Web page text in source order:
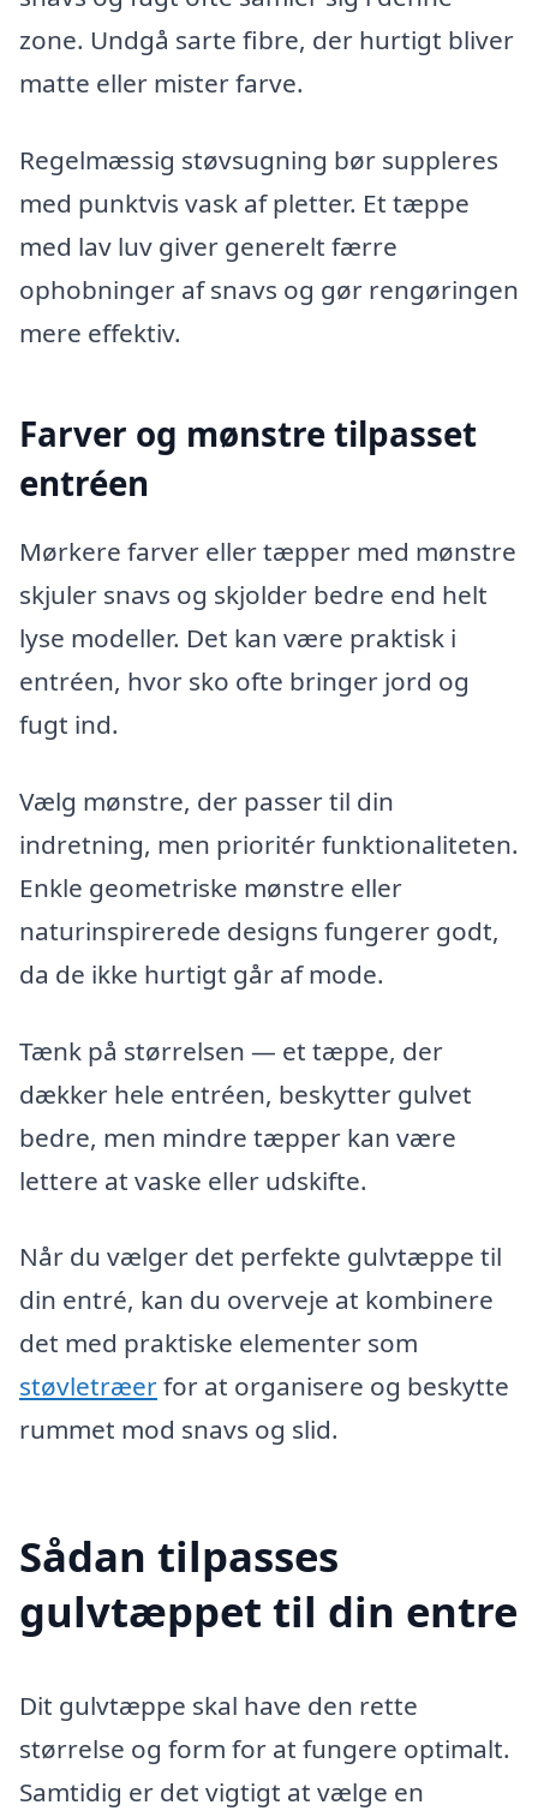
zone. Undgå sarte fibre, der hurtigt bliver
matte eller mister farve.
Regelmæssig støvsugning bør suppleres
med punktvis vask af pletter. Et tæppe
med lav luv giver generelt færre
ophobninger af snavs og gør rengøringen
mere effektiv.
Farver og mønstre tilpasset
entréen
Mørkere farver eller tæpper med mønstre
skjuler snavs og skjolder bedre end helt
lyse modeller. Det kan være praktisk i
entréen, hvor sko ofte bringer jord og
fugt ind.
Vælg mønstre, der passer til din
indretning, men prioritér funktionaliteten.
Enkle geometriske mønstre eller
naturinspirerede designs fungerer godt,
da de ikke hurtigt går af mode.
Tænk på størrelsen — et tæppe, der
dækker hele entréen, beskytter gulvet
bedre, men mindre tæpper kan være
lettere at vaske eller udskifte.
Når du vælger det perfekte gulvtæppe til
din entré, kan du overveje at kombinere
det med praktiske elementer som
støvletræerfor at organisere og beskytte
rummet mod snavs og slid.
Sådan tilpasses
gulvtæppet til din entre
Dit gulvtæppe skal have den rette
størrelse og form for at fungere optimalt.
Samtidig er det vigtigt at vælge en